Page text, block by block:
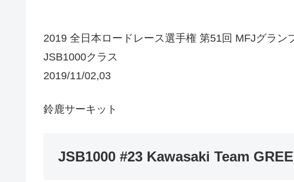
2019 全日本ロードレース選手権 第51回 MFJグラン
JSB1000クラス
2019/11/02,03
鈴鹿サーキット
JSB1000 #23 Kawasaki Team